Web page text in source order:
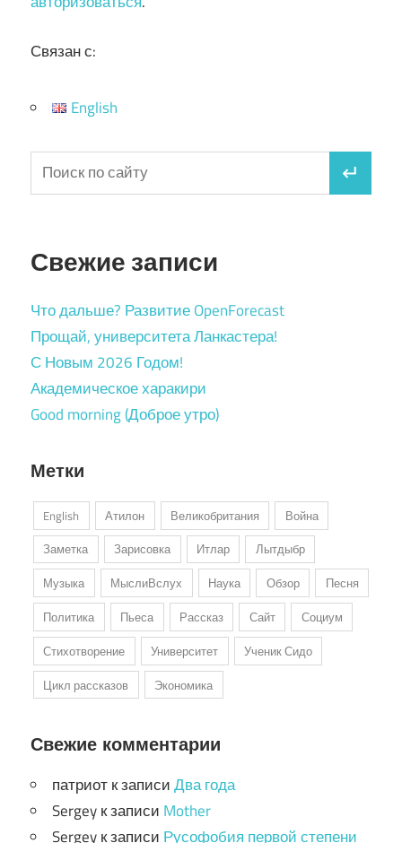
Связан с:
English
Свежие записи
Что дальше? Развитие OpenForecast
Прощай, университета Ланкастера!
С Новым 2026 Годом!
Академическое харакири
Good morning (Доброе утро)
Метки
English Атилон Великобритания
Война
Заметка
Зарисовка Итлар
Лытдыбр
Музыка
МыслиВслух Наука Обзор
Песня
Политика
Пьеса Рассказ Сайт
Социум
Стихотворение
Университет
Ученик Сидо
Цикл рассказов
Экономика
Свежие комментарии
патриотк записиДва года
Sergeyк записи Mother
Sergeyк записи Русофобия первой степени